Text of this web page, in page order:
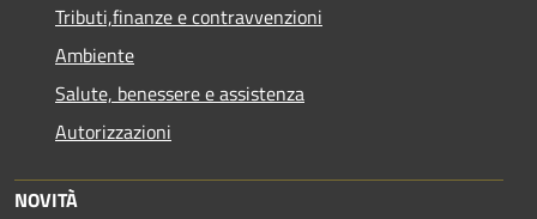
Tributi,finanze e contravvenzioni
Ambiente
Salute, benessere e assistenza
Autorizzazioni
NOVITÀ